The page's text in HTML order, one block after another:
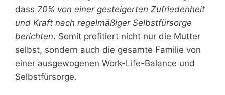
dass 70% von einer gesteigerten Zufriedenheit
und Kraft nach regelmäßiger Selbstfürsorge
berichten. Somit profitiert nicht nur die Mutter
selbst, sondern auch die gesamte Familie von
einer ausgewogenen Work-Life-Balance und
Selbstfürsorge.